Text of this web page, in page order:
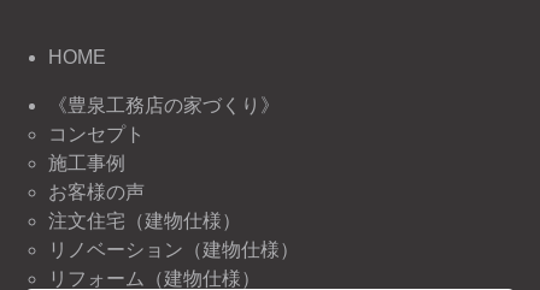
HOME
《豊泉工務店の家づくり》
コンセプト
施工事例
お客様の声
注文住宅（建物仕様）
リノベーション（建物仕様）
リフォーム（建物仕様）